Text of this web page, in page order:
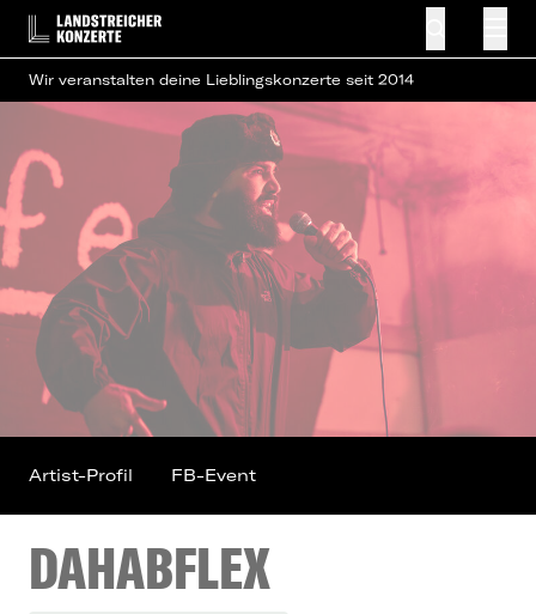
Wir veranstalten deine Lieblingskonzerte seit 2014
DAHABFLEX
Artist-Profil FB-Event